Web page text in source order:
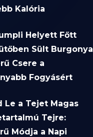
Kalória
Helyett Főtt
Sült
Csere a
Fogyásért
Le a Tejet Magas
Tejre:
Módja a Napi